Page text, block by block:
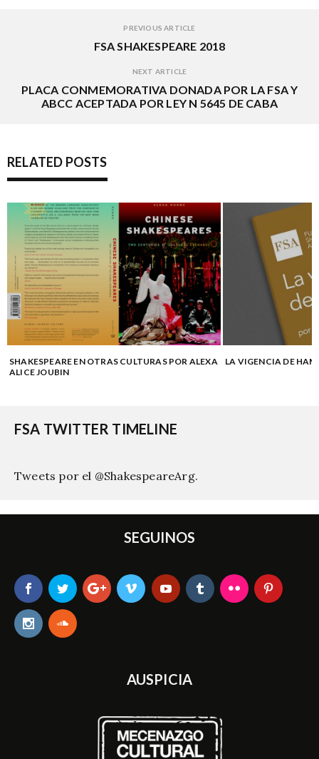
PREVIOUS ARTICLE
FSA SHAKESPEARE 2018
NEXT ARTICLE
PLACA CONMEMORATIVA DONADA POR LA FSA Y
ABCC ACEPTADA POR LEY N 5645 DE CABA
RELATED POSTS
SHAKESPEARE EN OTRAS CULTURAS POR ALEXA
ALICE JOUBIN
LA VIGENCIA DE
FSA TWITTER TIMELINE
Tweets por el @ShakespeareArg.
SEGUINOS
AUSPICIA